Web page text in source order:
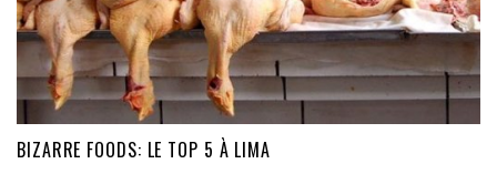
BIZARRE FOODS: LE TOP 5 À LIMA